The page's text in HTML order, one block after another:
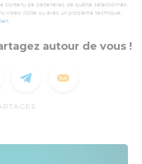
contenu de partenaires de qualité sélectionnés.
vidéo illicite ou avec un problème technique,
.
autour de vous !